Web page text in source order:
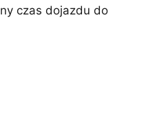
czas dojazdu do